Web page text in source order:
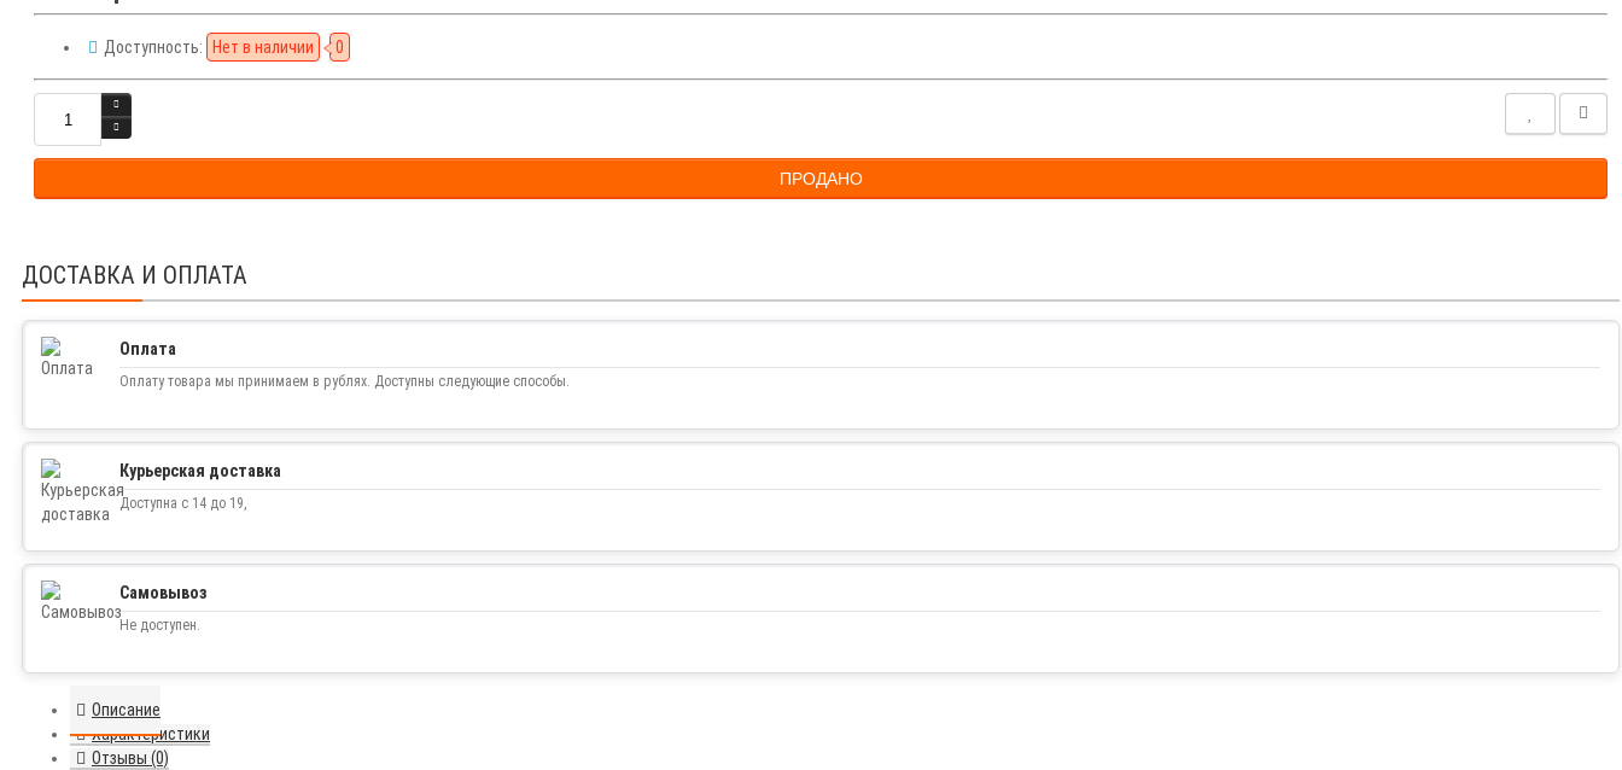
Доступность: Нет в наличии 0
ПРОДАНО
ДОСТАВКА И ОПЛАТА
Оплата
Оплату товара мы принимаем в рублях. Доступны следующие способы.
Курьерская доставка
Доступна с 14 до 19,
Самовывоз
Не доступен.
Описание
Характеристики
Отзывы (0)